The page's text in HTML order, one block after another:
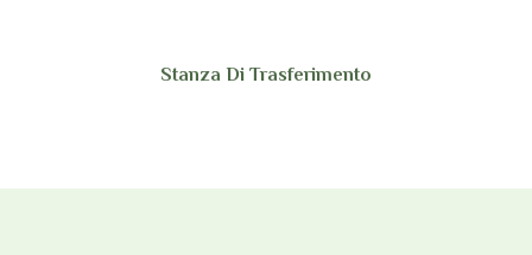
Stanza Di Trasferimento